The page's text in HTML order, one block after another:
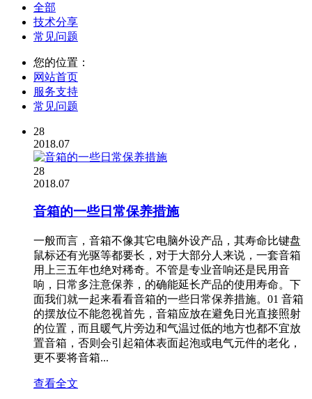
全部
技术分享
常见问题
您的位置：
网站首页
服务支持
常见问题
28
2018.07
28
2018.07
音箱的一些日常保养措施
一般而言，音箱不像其它电脑外设产品，其寿命比键盘
鼠标还有光驱等都要长，对于大部分人来说，一套音箱
用上三五年也绝对稀奇。不管是专业音响还是民用音
响，日常多注意保养，的确能延长产品的使用寿命。下
面我们就一起来看看音箱的一些日常保养措施。01 音箱
的摆放位不能忽视首先，音箱应放在避免日光直接照射
的位置，而且暖气片旁边和气温过低的地方也都不宜放
置音箱，否则会引起箱体表面起泡或电气元件的老化，
更不要将音箱...
查看全文